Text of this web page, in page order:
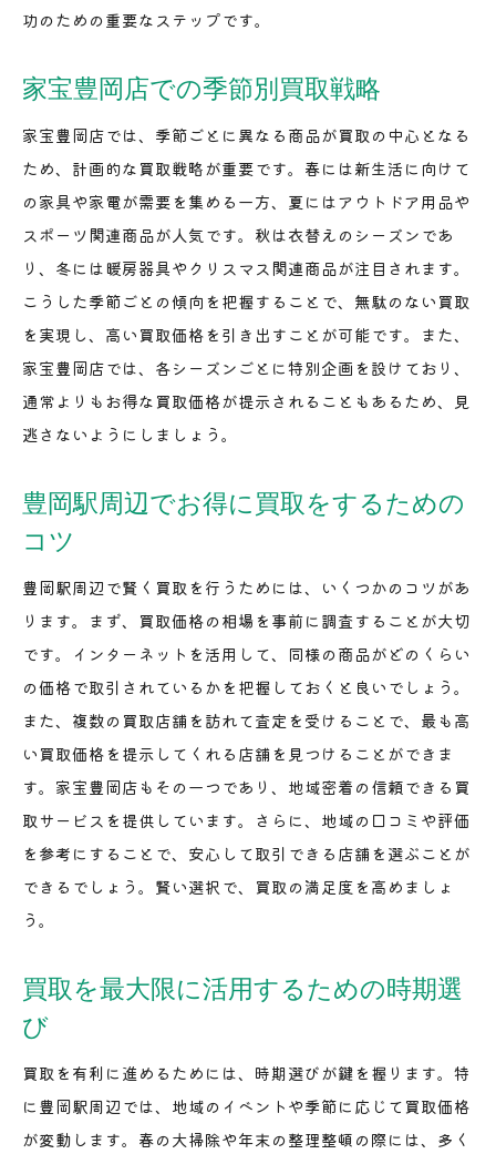
功のための重要なステップです。
家宝豊岡店での季節別買取戦略
家宝豊岡店では、季節ごとに異なる商品が買取の中心となる
ため、計画的な買取戦略が重要です。春には新生活に向けて
の家具や家電が需要を集める一方、夏にはアウトドア用品や
スポーツ関連商品が人気です。秋は衣替えのシーズンであ
り、冬には暖房器具やクリスマス関連商品が注目されます。
こうした季節ごとの傾向を把握することで、無駄のない買取
を実現し、高い買取価格を引き出すことが可能です。また、
家宝豊岡店では、各シーズンごとに特別企画を設けており、
通常よりもお得な買取価格が提示されることもあるため、見
逃さないようにしましょう。
豊岡駅周辺でお得に買取をするための
コツ
豊岡駅周辺で賢く買取を行うためには、いくつかのコツがあ
ります。まず、買取価格の相場を事前に調査することが大切
です。インターネットを活用して、同様の商品がどのくらい
の価格で取引されているかを把握しておくと良いでしょう。
また、複数の買取店舗を訪れて査定を受けることで、最も高
い買取価格を提示してくれる店舗を見つけることができま
す。家宝豊岡店もその一つであり、地域密着の信頼できる買
取サービスを提供しています。さらに、地域の口コミや評価
を参考にすることで、安心して取引できる店舗を選ぶことが
できるでしょう。賢い選択で、買取の満足度を高めましょ
う。
買取を最大限に活用するための時期選
び
買取を有利に進めるためには、時期選びが鍵を握ります。特
に豊岡駅周辺では、地域のイベントや季節に応じて買取価格
が変動します。春の大掃除や年末の整理整頓の際には、多く